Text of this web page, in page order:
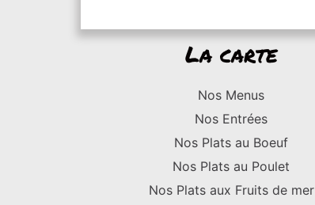
La carte
Nos Menus
Nos Entrées
Nos Plats au Boeuf
Nos Plats au Poulet
Nos Plats aux Fruits de mer